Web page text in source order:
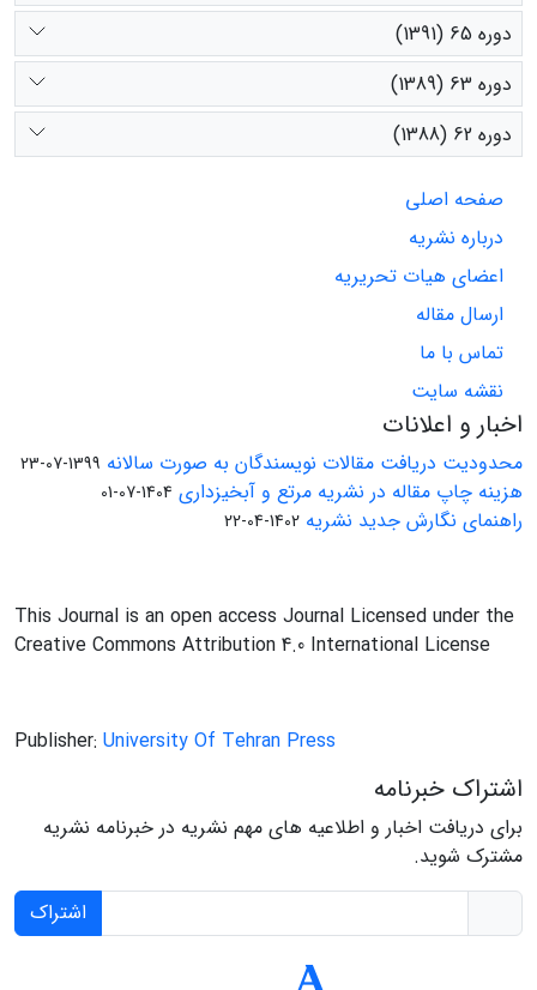
دوره 65 (1391)
دوره 63 (1389)
دوره 62 (1388)
صفحه اصلی
درباره نشریه
اعضای هیات تحریریه
ارسال مقاله
تماس با ما
نقشه سایت
اخبار و اعلانات
محدودیت دریافت مقالات نویسندگان به صورت سالانه 1399-07-23
هزینه چاپ مقاله در نشریه مرتع و آبخیزداری 1404-07-01
راهنمای نگارش جدید نشریه 1402-04-22
This Journal is an open access Journal Licensed under the
Creative Commons Attribution 4.0 International License
Publisher: University Of Tehran Press
اشتراک خبرنامه
برای دریافت اخبار و اطلاعیه های مهم نشریه در خبرنامه نشریه
مشترک شوید.
اشتراک